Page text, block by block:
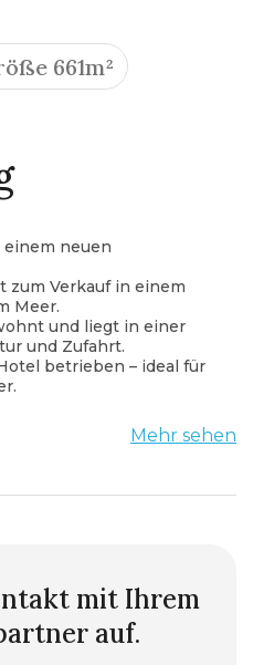
661m²
neuen
zum Verkauf in einem
Meer.
und liegt in einer
und Zufahrt.
betrieben – ideal für
vorhanden
installiert
vorbereitet
vorgesehen
Mehr sehen
mit Ihrem
auf.